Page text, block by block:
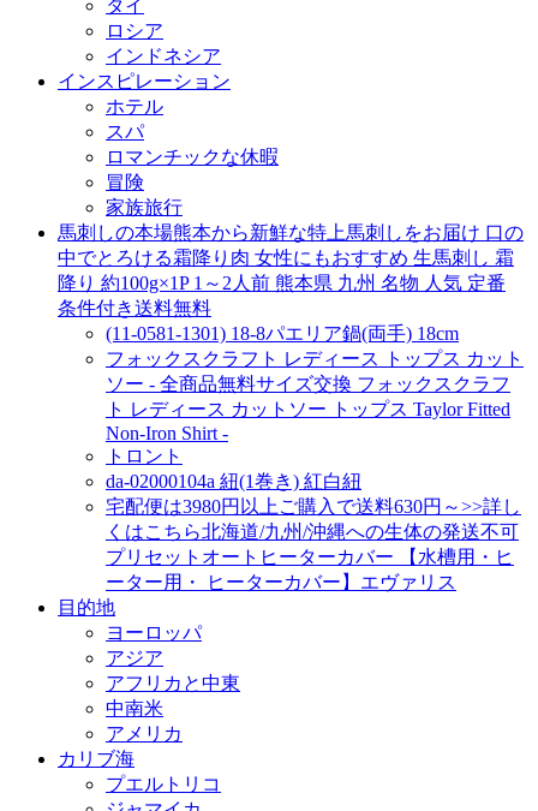
タイ
ロシア
インドネシア
インスピレーション
ホテル
スパ
ロマンチックな休暇
冒険
家族旅行
馬刺しの本場熊本から新鮮な特上馬刺しをお届け 口の
中でとろける霜降り肉 女性にもおすすめ 生馬刺し 霜
降り 約100g×1P 1～2人前 熊本県 九州 名物 人気 定番
条件付き送料無料
(11-0581-1301) 18-8パエリア鍋(両手) 18cm
フォックスクラフト レディース トップス カット
ソー - 全商品無料サイズ交換 フォックスクラフ
ト レディース カットソー トップス Taylor Fitted
Non-Iron Shirt -
トロント
da-02000104a 紐(1巻き) 紅白紐
宅配便は3980円以上ご購入で送料630円～>>詳し
くはこちら北海道/九州/沖縄への生体の発送不可
プリセットオートヒーターカバー 【水槽用・ヒ
ーター用・ ヒーターカバー】エヴァリス
目的地
ヨーロッパ
アジア
アフリカと中東
中南米
アメリカ
カリブ海
プエルトリコ